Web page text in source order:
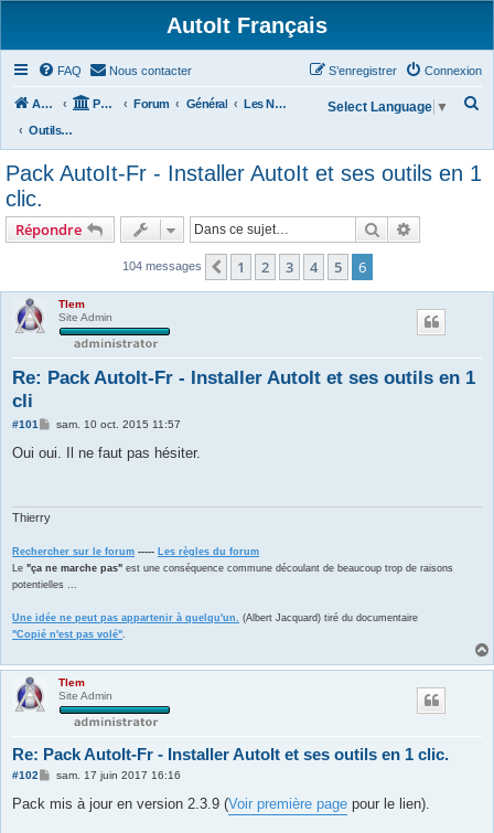
AutoIt Français
FAQ Nous contacter Connexion
S’enregistrer
Accueil Portail Forum Général
Les Nouvelles d'AutoIt
Outils Divers
h
Select Language ▼
Pack AutoIt-Fr - Installer AutoIt et ses outils en 1
clic.
Répondre Rechercher
104 messages Précédente
1 2 3 4 5 6
Tlem
Site Admin
Re: Pack AutoIt-Fr - Installer AutoIt et ses outils en 1
cli
#101
M
s
sam. 10 oct. 2015 11:57
Oui oui. Il ne faut pas hésiter.
Thierry
Rechercher sur le forum -----
Les règles du forum
Le "ça ne marche pas" est une conséquence commune découlant de beaucoup trop de raisons
potentielles ...
Une idée ne peut pas appartenir à quelqu'un.
(Albert Jacquard) tiré du documentaire
"Copié n'est pas volé"
Tlem
Site Admin
Re: Pack AutoIt-Fr - Installer AutoIt et ses outils en 1 clic.
#102
M
s
sam. 17 juin 2017 16:16
Pack mis à jour en version 2.3.9 (Voir première page pour le lien).